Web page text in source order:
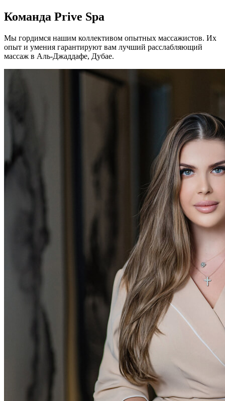
Команда Prive Spa
Мы гордимся нашим коллективом опытных массажистов. Их
опыт и умения гарантируют вам лучший расслабляющий
массаж в Аль-Джаддафе, Дубае.